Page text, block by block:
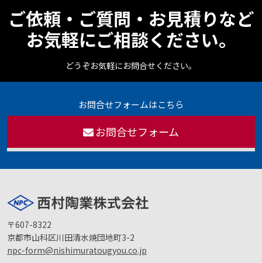
ご依頼・ご質問・お見積りなど
お気軽にご相談ください。
どうぞお気軽にお問合せください。
お問合せフォームはこちら
お問合せフォーム
〒607-8322
京都市山科区川田清水焼団地町3-2
npc-form@nishimuratougyou.co.jp